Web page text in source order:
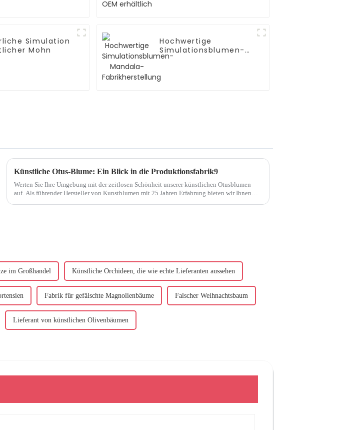
Simulation
Mohn
Hochwertige
Simulationsblumen-
Mandala-
Künstliche Otus-Blume: Ein Blick in die Produktionsfabrik9
Werten Sie Ihre Umgebung mit der zeitlosen Schönheit unserer künstlichen Otusblumen
auf. Als führender Hersteller von Kunstblumen mit 25 Jahren Erfahrung bieten wir Ihnen
im Großhandel Künstliche Orchideen, die wie echte Lieferanten aussehen
Fabrik für gefälschte Magnolienbäume Falscher Weihnachtsbaum
Lieferant von künstlichen Olivenbäumen